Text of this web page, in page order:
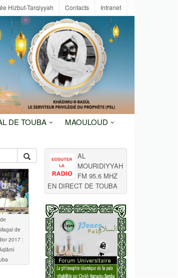
Hizbut-Tarqiyyah Contacts Intranet
DE TOUBA MAOULOUD
de
2017 :
AL
MOURIDIYYAH
FM 95.6 MHZ
EN DIRECT DE TOUBA